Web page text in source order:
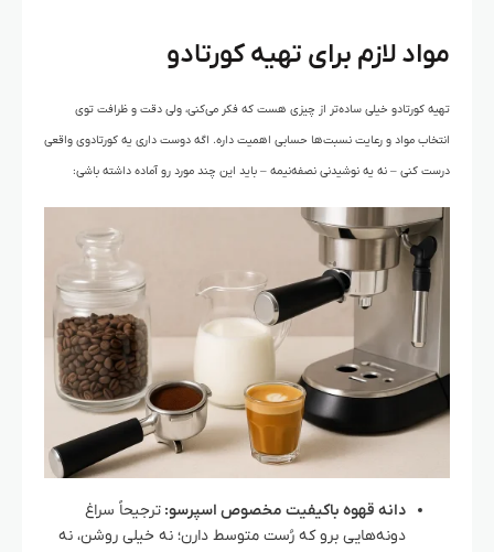
مواد لازم برای تهیه کورتادو
تهیه کورتادو خیلی ساده‌تر از چیزی هست که فکر می‌کنی، ولی دقت و ظرافت توی
انتخاب مواد و رعایت نسبت‌ها حسابی اهمیت داره. اگه دوست داری یه کورتادوی واقعی
درست کنی – نه یه نوشیدنی نصفه‌نیمه – باید این چند مورد رو آماده داشته باشی:
دانه قهوه باکیفیت مخصوص اسپرسو: ترجیحاً سراغ
دونه‌هایی برو که رُست متوسط دارن؛ نه خیلی روشن، نه